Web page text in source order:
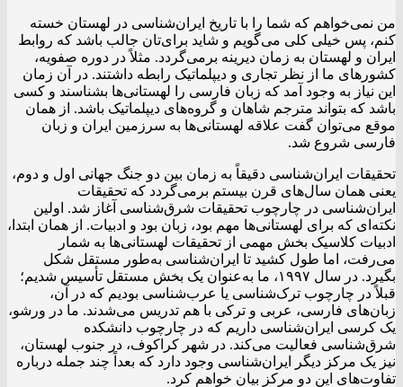
من نمی‌خواهم که شما را با تاریخ ایران‌شناسی در لهستان خسته
کنم، پس خیلی کلی می‌گویم و شاید برای‌تان جالب باشد که روابط
ایران و لهستان به زمان دیرینه برمی‌گردد. مثلاً در دوره صفویه،
کشورهای ما از نظر تجاری و دیپلماتیک رابطه داشتند. در آن زمان
این نیاز به وجود آمد که زبان فارسی را لهستانی‌ها بشناسند و کسی
باشد که بتواند مترجم شاهان و گروه‌های دیپلماتیک باشد. از همان
موقع می‌توان گفت علاقه لهستانی‌ها به سرزمین ایران و زبان
فارسی شروع شد.
تحقیقات ایران‌شناسی دقیقاً به زمان بین دو جنگ جهانی اول و دوم،
یعنی همان سال‌های قرن بیستم برمی‌گردد که تحقیقات
ایران‌شناسی در چارچوب تحقیقات شرق‌شناسی آغاز شد. اولین
نکته‌ای که برای لهستانی‌ها مهم بود، زبان بود و ادبیات. از همان ابتدا،
ادبیات کلاسیک بخش مهمی از تحقیقات لهستانی‌ها به شمار
می‌رفت، اما طول کشید تا ایران‌شناسی به‌طور مستقل شکل
بگیرد. در سال ۱۹۹۷، ما به‌عنوان یک بخش مستقل تأسیس شدیم؛
قبلاً در چارچوب ترک‌شناسی یا عرب‌شناسی بودیم که در آن،
زبان‌های فارسی، عربی و ترکی با هم تدریس می‌شدند. ما در ورشو،
یک کرسی ایران‌شناسی داریم که در چارچوب دانشکده
شرق‌شناسی فعالیت می‌کند. در شهر کراکوف، در جنوب لهستان،
نیز یک مرکز دیگر ایران‌شناسی وجود دارد که بعداً چند جمله درباره
تفاوت‌های این دو مرکز بیان خواهم کرد.